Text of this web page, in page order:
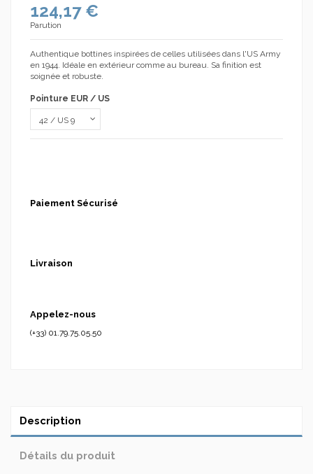
124,17 €
Parution
Authentique bottines inspirées de celles utilisées dans l'US Army
en 1944. Idéale en extérieur comme au bureau. Sa finition est
soignée et robuste.
Pointure EUR / US
Paiement Sécurisé
Livraison
Appelez-nous
(+33) 01.79.75.05.50
Description
Détails du produit